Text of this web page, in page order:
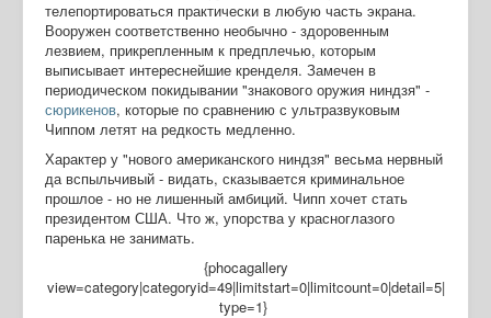
телепортироваться практически в любую часть экрана.
Вооружен соответственно необычно - здоровенным
лезвием, прикрепленным к предплечью, которым
выписывает интереснейшие кренделя. Замечен в
периодическом покидывании "знакового оружия ниндзя" -
сюрикенов, которые по сравнению с ультразвуковым
Чиппом летят на редкость медленно.
Характер у "нового американского ниндзя" весьма нервный
да вспыльчивый - видать, сказывается криминальное
прошлое - но не лишенный амбиций. Чипп хочет стать
президентом США. Что ж, упорства у красноглазого
паренька не занимать.
{phocagallery
view=category|categoryid=49|limitstart=0|limitcount=0|detail=5|
type=1}